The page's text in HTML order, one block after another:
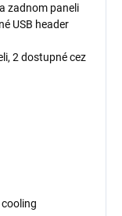
zadnom paneli
USB header
2 dostupné cez